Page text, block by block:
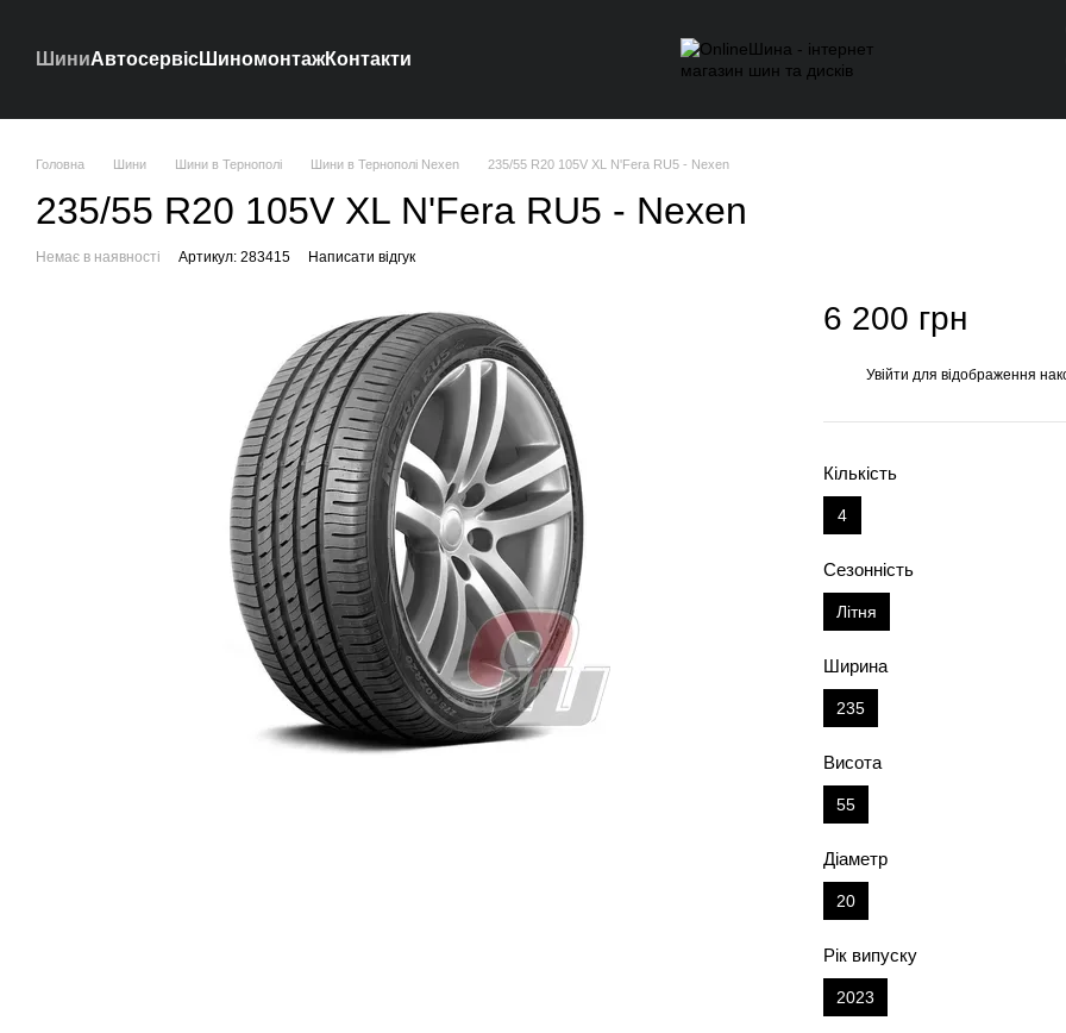
ШиниАвтосервісШиномонтажКонтакти
Головна Шини Шини в Тернополі Шини в Тернополі Nexen 235/55 R20 105V XL N'Fera RU5 - Nexen
235/55 R20 105V XL N'Fera RU5 - Nexen
Немає в наявності Артикул: 283415 Написати відгук
6 200 грн
Увійти для відображення
Кількість
4
Сезонність
Літня
Ширина
235
Висота
55
Діаметр
20
Рік випуску
2023